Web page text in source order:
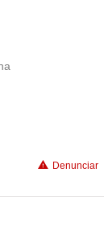
Denunciar